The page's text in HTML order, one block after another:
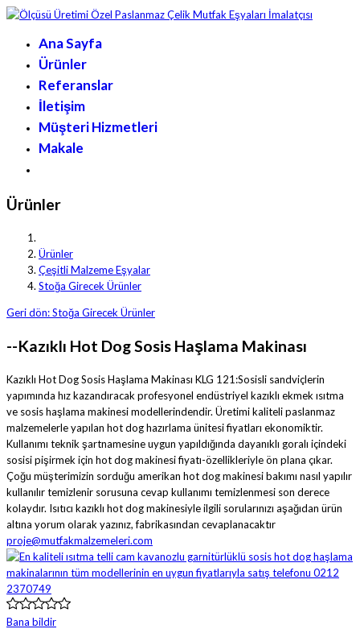
Ana Sayfa
Ürünler
Referanslar
İletişim
Müşteri Hizmetleri
Makale
Ürünler
Ürünler
Çeşitli Malzeme Eşyalar
Stoğa Girecek Ürünler
Geri dön: Stoğa Girecek Ürünler
--Kazıklı Hot Dog Sosis Haşlama Makinası
Kazıklı Hot Dog Sosis Haşlama Makinası KLG 121:Sosisli sandviçlerin
yapımında hız kazandıracak profesyonel endüstriyel kazıklı ekmek ısıtma
ve sosis haşlama makinesi modellerindendir. Üretimi kaliteli paslanmaz
malzemelerle yapılan hot dog hazırlama ünitesi fiyatları ekonomiktir.
Kullanımı teknik şartnamesine uygun yapıldığında dayanıklı goralı içindeki
sosisi pişirmek için hot dog makinesi fiyatı-özellikleriyle ön plana çıkar.
Çoğu müşterimizin sorduğu amerikan hot dog makinesi bakımı nasıl yapılır
kullanılır temizlenir sorusuna cevap kullanımı temizlenmesi son derece
kolaydır. Isıtıcı kazıklı hot dog makinesiyle ilgili sorularınızı aşağıdan ürün
altına yorum olarak yazınız, fabrikasından cevaplanacaktır
proje@mutfakmalzemeleri.com
Bana bildir